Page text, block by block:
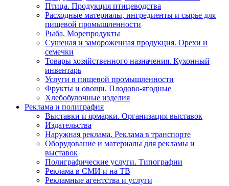
Птица. Продукция птицеводства
Расходные материалы, ингредиенты и сырье для
пищевой промышленности
Рыба. Морепродукты
Сушеная и замороженная продукция. Орехи и
семечки
Товары хозяйственного назначения. Кухонный
инвентарь
Услуги в пищевой промышленности
Фрукты и овощи. Плодово-ягодные
Хлебобулочные изделия
Реклама и полиграфия
Выставки и ярмарки. Организация выставок
Издательства
Наружная реклама. Реклама в транспорте
Оборудование и материалы для рекламы и
выставок
Полиграфические услуги. Типографии
Реклама в СМИ и на ТВ
Рекламные агентства и услуги